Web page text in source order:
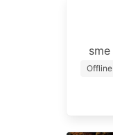
sme
Offline